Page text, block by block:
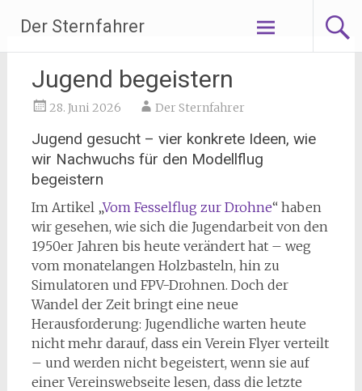
Inhalt
springen
Der Sternfahrer
Jugend begeistern
28. Juni 2026 Der Sternfahrer
Jugend gesucht – vier konkrete Ideen, wie
wir Nachwuchs für den Modellflug
begeistern
Im Artikel „Vom Fesselflug zur Drohne“ haben
wir gesehen, wie sich die Jugendarbeit von den
1950er Jahren bis heute verändert hat – weg
vom monatelangen Holzbasteln, hin zu
Simulatoren und FPV-Drohnen. Doch der
Wandel der Zeit bringt eine neue
Herausforderung: Jugendliche warten heute
nicht mehr darauf, dass ein Verein Flyer verteilt
– und werden nicht begeistert, wenn sie auf
einer Vereinswebseite lesen, dass die letzte